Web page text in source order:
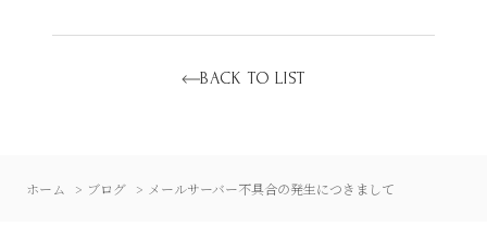
BACK TO LIST
ホーム ブログ メールサーバー不具合の発生につきまして